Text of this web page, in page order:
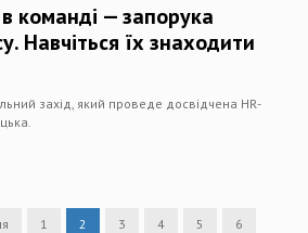
команді — запорука
Навчіться їх знаходити
захід, який проведе досвідчена HR-
1 2 3 4 5 6